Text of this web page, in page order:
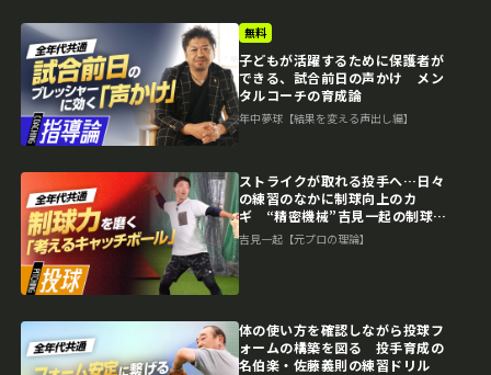
無料
子どもが活躍するために保護者が
できる、試合前日の声かけ メン
タルコーチの育成論
年中夢球【結果を変える声出し編】
ストライクが取れる投手へ…日々
の練習のなかに制球向上のカ
ギ “精密機械”吉見一起の制球力
構築ドリル
吉見一起【元プロの理論】
体の使い方を確認しながら投球フ
ォームの構築を図る 投手育成の
名伯楽・佐藤義則の練習ドリル